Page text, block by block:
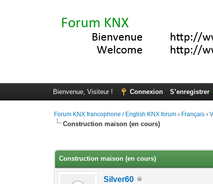
Bienvenue, Visiteur ! Connexion S’enregistrer
Forum KNX francophone / English KNX forum › Français ›
Construction maison (en cours)
Construction maison (en cours)
Silver60